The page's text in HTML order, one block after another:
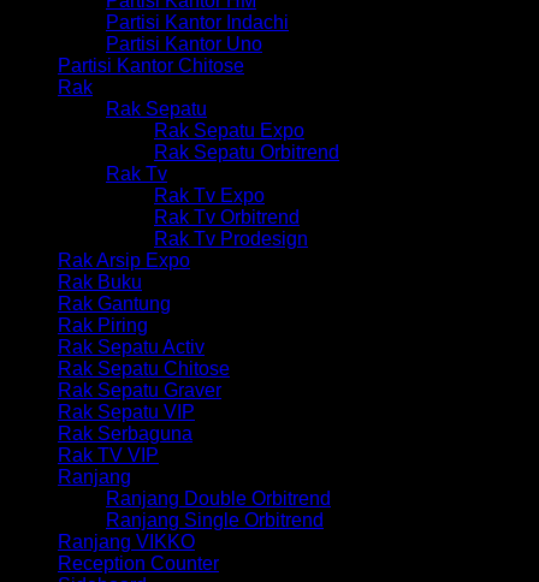
Partisi Kantor Indachi
Partisi Kantor Uno
Partisi Kantor Chitose
Rak
Rak Sepatu
Rak Sepatu Expo
Rak Sepatu Orbitrend
Rak Tv
Rak Tv Expo
Rak Tv Orbitrend
Rak Tv Prodesign
Rak Arsip Expo
Rak Buku
Rak Gantung
Rak Piring
Rak Sepatu Activ
Rak Sepatu Chitose
Rak Sepatu Graver
Rak Sepatu VIP
Rak Serbaguna
Rak TV VIP
Ranjang
Ranjang Double Orbitrend
Ranjang Single Orbitrend
Ranjang VIKKO
Reception Counter